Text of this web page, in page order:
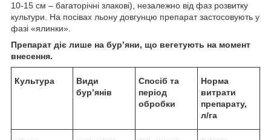
10-15 см – багаторічні злакові), незалежно від фаз розвитку
культури. На посівах льону довгунцю препарат застосовують у
фазі «ялинки».
Препарат діє лише на бурʼяни, що вегетують на момент
внесення.
Культура
Види
бур’янів
Спосіб та
період
обробки
Норма
витрати
препарату,
л/га